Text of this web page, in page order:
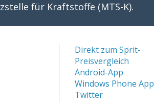
für Kraftstoffe (MTS-K).
Direkt zum Sprit-
Preisvergleich
Android-App
Windows Phone App
Twitter